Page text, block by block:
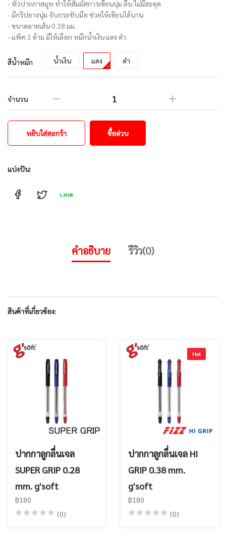
- หัวปากกาสมูท ทำให้สัมผัสการเขียนนุ่ม ลื่น ไม่มีสะดุด
- มีกริปยางนุ่ม จับกระชับมือ ช่วยให้เขียนได้นาน
- ขนาดลายเส้น 0.38 มม.
- แพ็ค 3 ด้าม มีให้เลือก หมึกน้ำเงิน แดง ดำ
สีน้ำหมึก น้ำเงิน แดง ดำ
จำนวน
หยิบใส่ตะกร้า ซื้อด่วน
แบ่งปัน:
คำอธิบาย รีวิว(0)
สินค้าที่เกี่ยวข้อง:
ปากกาลูกลื่นเจล
SUPER GRIP 0.28
mm. g'soft
฿180
(0)
Hot
ปากกาลูกลื่นเจล HI
GRIP 0.38 mm.
g'soft
฿180
(0)